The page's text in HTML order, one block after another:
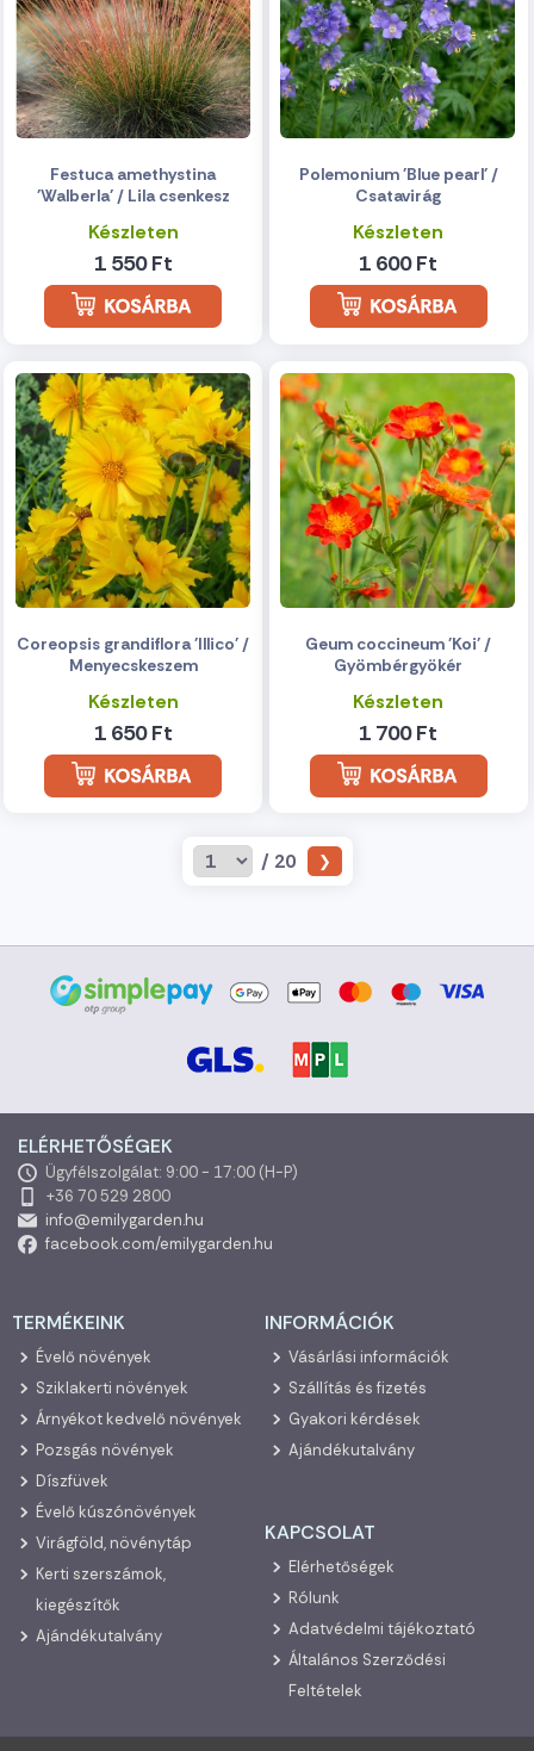
Festuca amethystina
'Walberla' / Lila csenkesz
Készleten
1 550 Ft
Polemonium 'Blue pearl' /
Csatavirág
Készleten
1 600 Ft
Coreopsis grandiflora 'Illico' /
Menyecskeszem
Készleten
1 650 Ft
Geum coccineum 'Koi' /
Gyömbérgyökér
Készleten
1 700 Ft
/ 20
ELÉRHETŐSÉGEK
Ügyfélszolgálat: 9:00 - 17:00 (H-P)
+36 70 529 2800
info@emilygarden.hu
facebook.com/emilygarden.hu
TERMÉKEINK
Évelő növények
Sziklakerti növények
Árnyékot kedvelő növények
Pozsgás növények
Díszfüvek
Évelő kúszónövények
Virágföld, növénytáp
Kerti szerszámok,
kiegészítők
Ajándékutalvány
INFORMÁCIÓK
Vásárlási információk
Szállítás és fizetés
Gyakori kérdések
Ajándékutalvány
KAPCSOLAT
Elérhetőségek
Rólunk
Adatvédelmi tájékoztató
Általános Szerződési
Feltételek